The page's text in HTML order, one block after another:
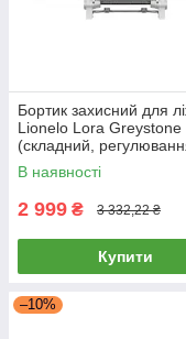
Бортик захисний для
Lionelo Lora Greystone
(складний,
бортика) Сірий
В наявності
2 999 ₴ 3 332,22 ₴
Купити
–10%